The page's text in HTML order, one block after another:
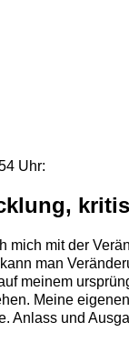
Uhr:
mich mit der
man
meinem
Meine
Anlass und